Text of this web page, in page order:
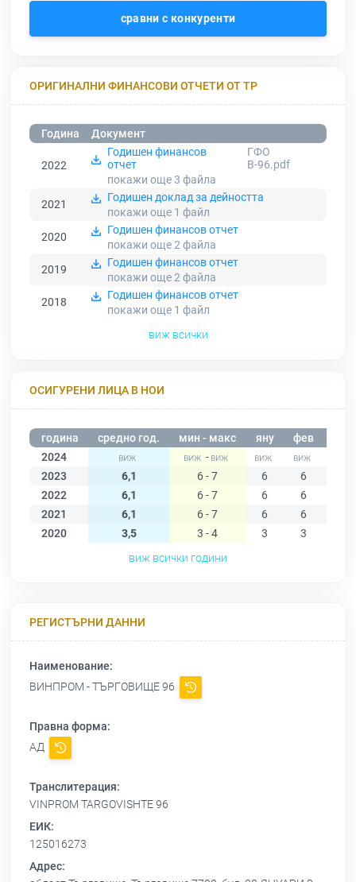
сравни с конкуренти
ОРИГИНАЛНИ ФИНАНСОВИ ОТЧЕТИ ОТ ТР
Година Документ
2022
Годишен финансов
отчет
ГФО
В-96.pdf
покажи още 3 файла
2021
Годишен доклад за дейността
покажи още 1 файл
2020
Годишен финансов отчет
покажи още 2файла
2019
Годишен финансов отчет
покажи още 2файла
2018
Годишен финансов отчет
покажи още 1 файл
виж всички
ОСИГУРЕНИ ЛИЦА В НОИ
година средно год. мин - макс яну фев
2024
-
2023
6,1 6 - 7 6 6
2022
6,1 6 - 7 6 6
2021
6,1 6 - 7 6 6
2020
3,5 3 - 4 3 3
виж всички години
РЕГИСТЪРНИ ДАННИ
Наименование:
ВИНПРОМ - ТЪРГОВИЩЕ 96
Правна форма:
АД
Транслитерация:
VINPROM TARGOVISHTE 96
ЕИК:
125016273
Адрес: